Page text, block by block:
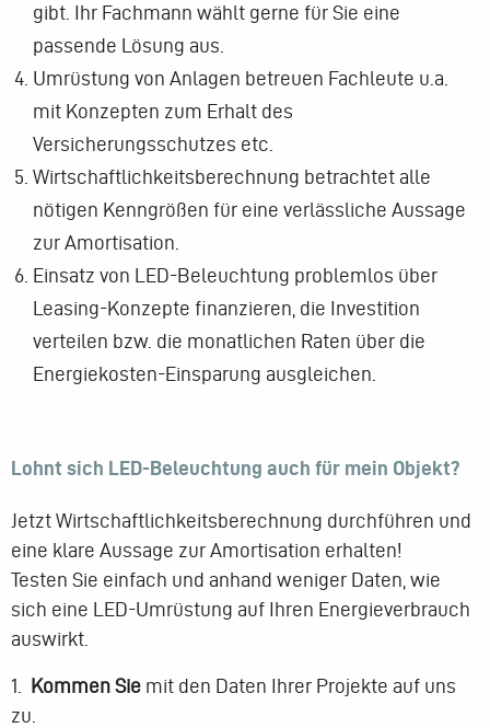
gibt. Ihr Fachmann wählt gerne für Sie eine
passende Lösung aus.
Umrüstung von Anlagen betreuen Fachleute u.a.
mit Konzepten zum Erhalt des
Versicherungsschutzes etc.
Wirtschaftlichkeitsberechnung betrachtet alle
nötigen Kenngrößen für eine verlässliche Aussage
zur Amortisation.
Einsatz von LED-Beleuchtung problemlos über
Leasing-Konzepte finanzieren, die Investition
verteilen bzw. die monatlichen Raten über die
Energiekosten-Einsparung ausgleichen.
Lohnt sich LED-Beleuchtung auch für mein Objekt?
Jetzt Wirtschaftlichkeitsberechnung durchführen und
eine klare Aussage zur Amortisation erhalten!
Testen Sie einfach und anhand weniger Daten, wie
sich eine LED-Umrüstung auf Ihren Energieverbrauch
auswirkt.
1. Kommen Sie mit den Daten Ihrer Projekte auf uns
zu.